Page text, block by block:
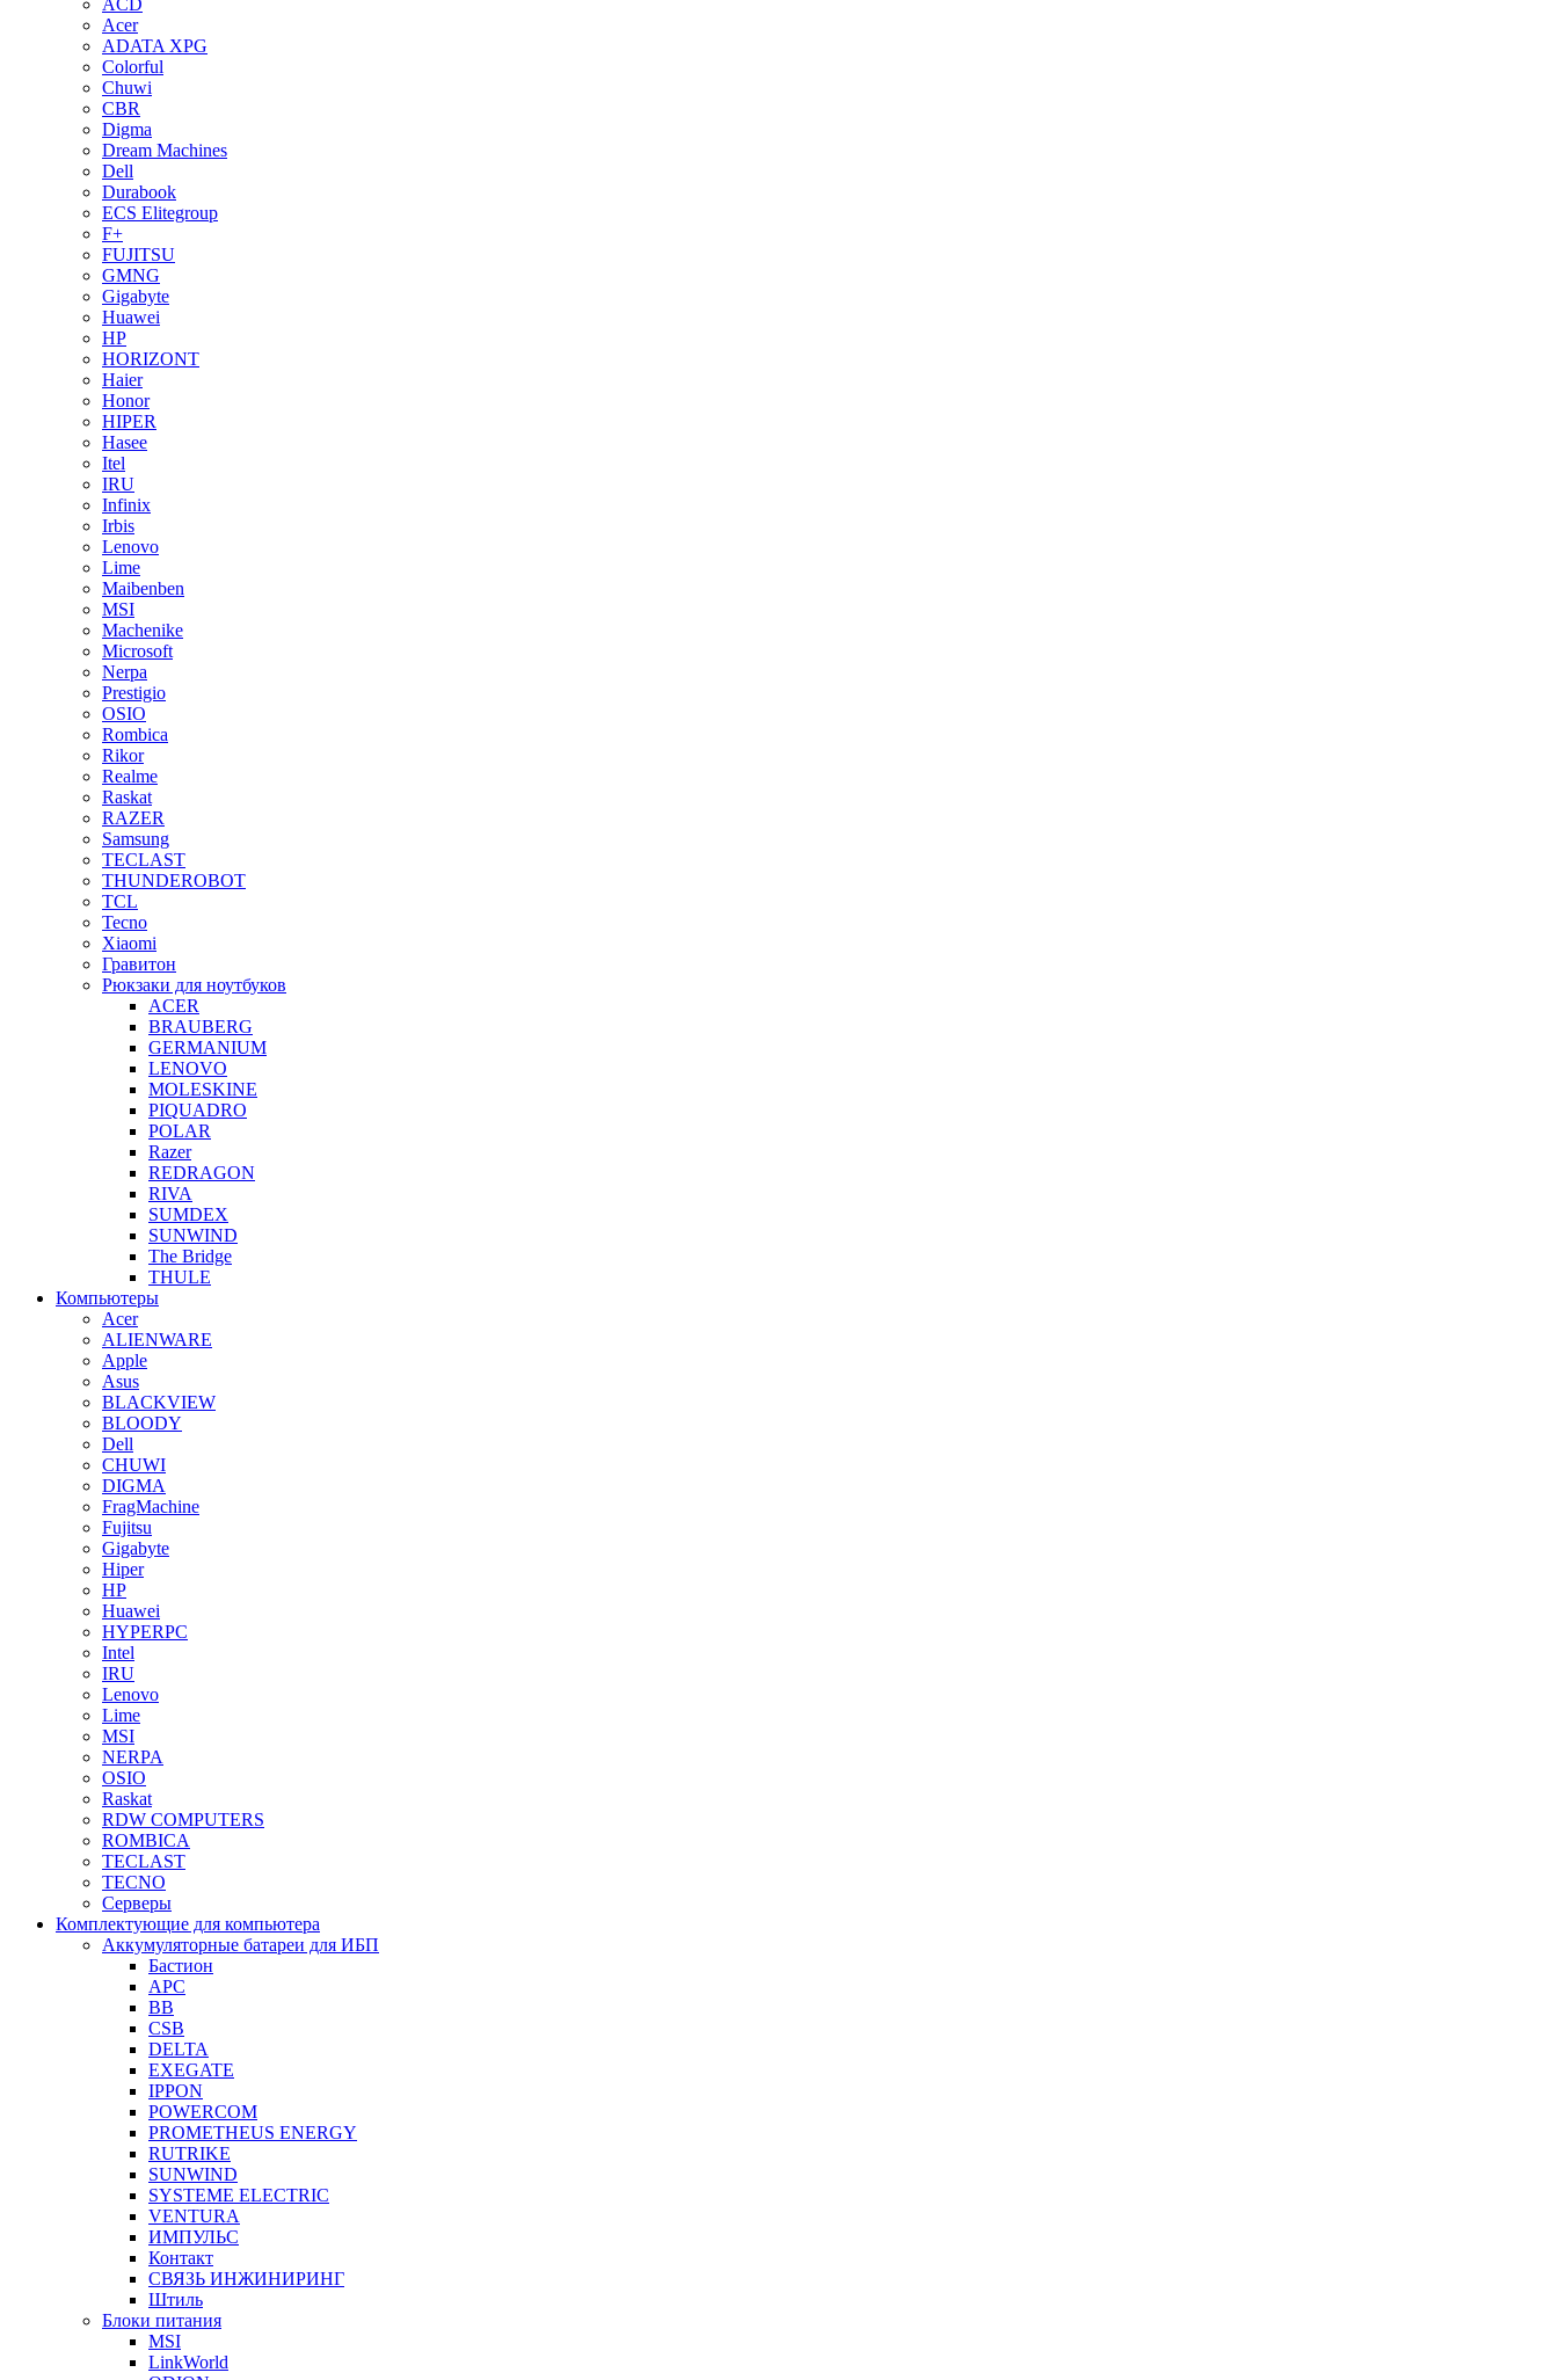
ACD
Acer
ADATA XPG
Colorful
Chuwi
CBR
Digma
Dream Machines
Dell
Durabook
ECS Elitegroup
F+
FUJITSU
GMNG
Gigabyte
Huawei
HP
HORIZONT
Haier
Honor
HIPER
Hasee
Itel
IRU
Infinix
Irbis
Lenovo
Lime
Maibenben
MSI
Machenike
Microsoft
Nerpa
Prestigio
OSIO
Rombica
Rikor
Realme
Raskat
RAZER
Samsung
TECLAST
THUNDEROBOT
TCL
Tecno
Xiaomi
Гравитон
Рюкзаки для ноутбуков
ACER
BRAUBERG
GERMANIUM
LENOVO
MOLESKINE
PIQUADRO
POLAR
Razer
REDRAGON
RIVA
SUMDEX
SUNWIND
The Bridge
THULE
Компьютеры
Acer
ALIENWARE
Apple
Asus
BLACKVIEW
BLOODY
Dell
CHUWI
DIGMA
FragMachine
Fujitsu
Gigabyte
Hiper
HP
Huawei
HYPERPC
Intel
IRU
Lenovo
Lime
MSI
NERPA
OSIO
Raskat
RDW COMPUTERS
ROMBICA
TECLAST
TECNO
Серверы
Комплектующие для компьютера
Аккумуляторные батареи для ИБП
Бастион
APC
BB
CSB
DELTA
EXEGATE
IPPON
POWERCOM
PROMETHEUS ENERGY
RUTRIKE
SUNWIND
SYSTEME ELECTRIC
VENTURA
ИМПУЛЬС
Контакт
СВЯЗЬ ИНЖИНИРИНГ
Штиль
Блоки питания
MSI
LinkWorld